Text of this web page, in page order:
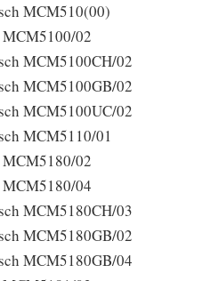
MCM510(00)
02
MCM5100CH/02
MCM5100GB/02
MCM5100UC/02
MCM5110/01
02
04
MCM5180CH/03
MCM5180GB/02
MCM5180GB/04